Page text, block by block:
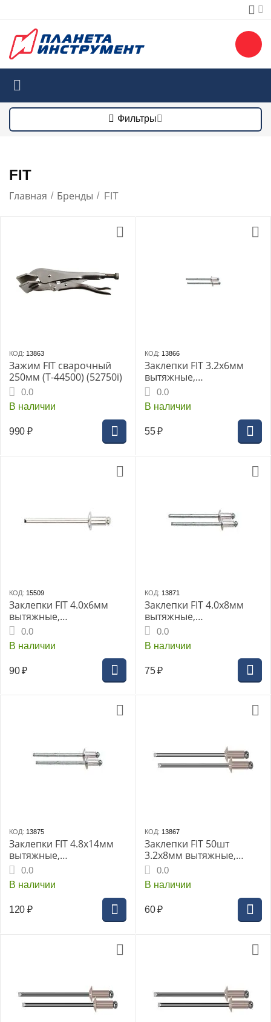
Фильтры
FIT
Главная / Бренды / FIT
КОД: 13863
Зажим FIT сварочный
250мм (T-44500) (52750i)
0.0
В наличии
990 ₽
КОД: 13866
Заклепки FIT 3.2х6мм
вытяжные,
алюминиевые 50шт
0.0
В наличии
55 ₽
КОД: 15509
Заклепки FIT 4.0х6мм
вытяжные,
алюминиевые 50шт.
(MU) (23736i)
0.0
В наличии
90 ₽
КОД: 13871
Заклепки FIT 4.0х8мм
вытяжные,
алюминиевые 50шт
0.0
В наличии
75 ₽
КОД: 13875
Заклепки FIT 4.8х14мм
вытяжные,
алюминиевые 50шт
0.0
В наличии
120 ₽
КОД: 13867
Заклепки FIT 50шт
3.2х8мм вытяжные,
алюминиевые (MU)
(23718дi)
0.0
В наличии
60 ₽